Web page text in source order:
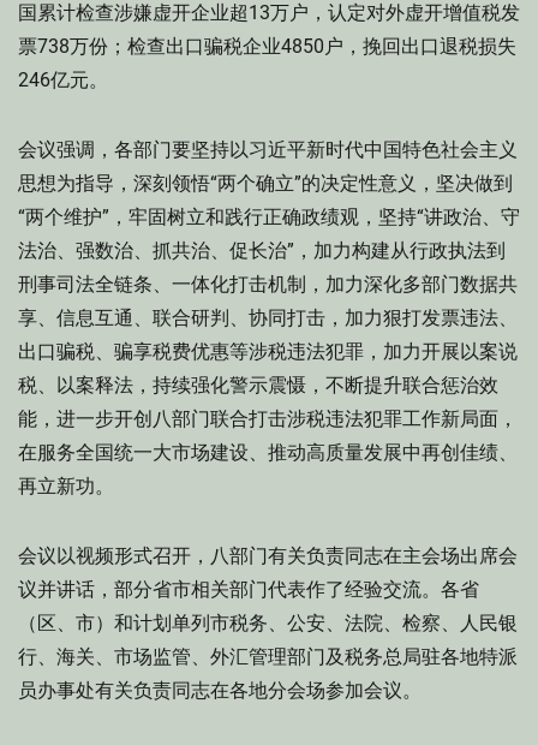
国累计检查涉嫌虚开企业超13万户，认定对外虚开增值税发
票738万份；检查出口骗税企业4850户，挽回出口退税损失
246亿元。
会议强调，各部门要坚持以习近平新时代中国特色社会主义
思想为指导，深刻领悟“两个确立”的决定性意义，坚决做到
“两个维护”，牢固树立和践行正确政绩观，坚持“讲政治、守
法治、强数治、抓共治、促长治”，加力构建从行政执法到
刑事司法全链条、一体化打击机制，加力深化多部门数据共
享、信息互通、联合研判、协同打击，加力狠打发票违法、
出口骗税、骗享税费优惠等涉税违法犯罪，加力开展以案说
税、以案释法，持续强化警示震慑，不断提升联合惩治效
能，进一步开创八部门联合打击涉税违法犯罪工作新局面，
在服务全国统一大市场建设、推动高质量发展中再创佳绩、
再立新功。
会议以视频形式召开，八部门有关负责同志在主会场出席会
议并讲话，部分省市相关部门代表作了经验交流。各省
（区、市）和计划单列市税务、公安、法院、检察、人民银
行、海关、市场监管、外汇管理部门及税务总局驻各地特派
员办事处有关负责同志在各地分会场参加会议。